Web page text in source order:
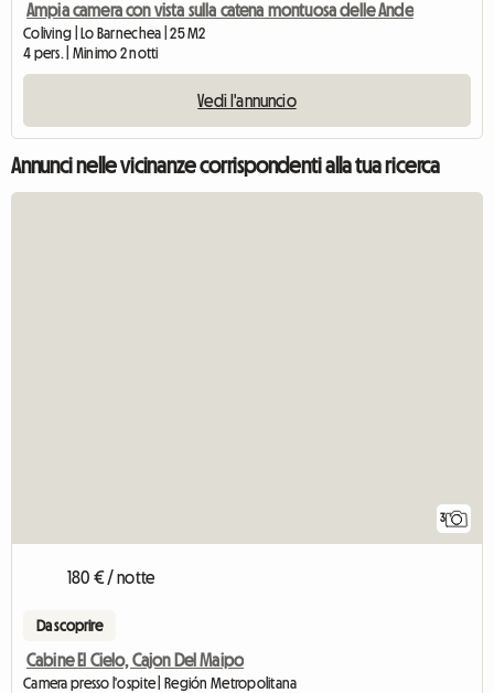
Ampia camera con vista sulla catena montuosa delle Ande
Coliving | Lo Barnechea | 25 M2
4 pers. | Minimo 2 notti
Vedi l'annuncio
Annunci nelle vicinanze corrispondenti alla tua ricerca
3
180 € / notte
Da scoprire
Cabine El Cielo, Cajon Del Maipo
Camera presso l'ospite | Región Metropolitana